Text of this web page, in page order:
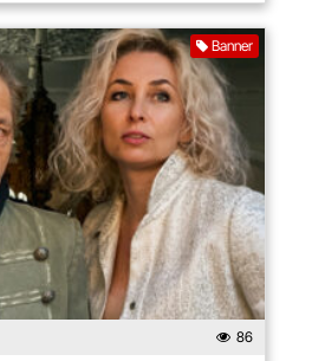
Banner
86